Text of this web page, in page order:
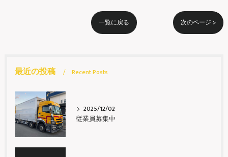
一覧に戻る 次のページ >
最近の投稿 Recent Posts
2025/12/02
従業員募集中